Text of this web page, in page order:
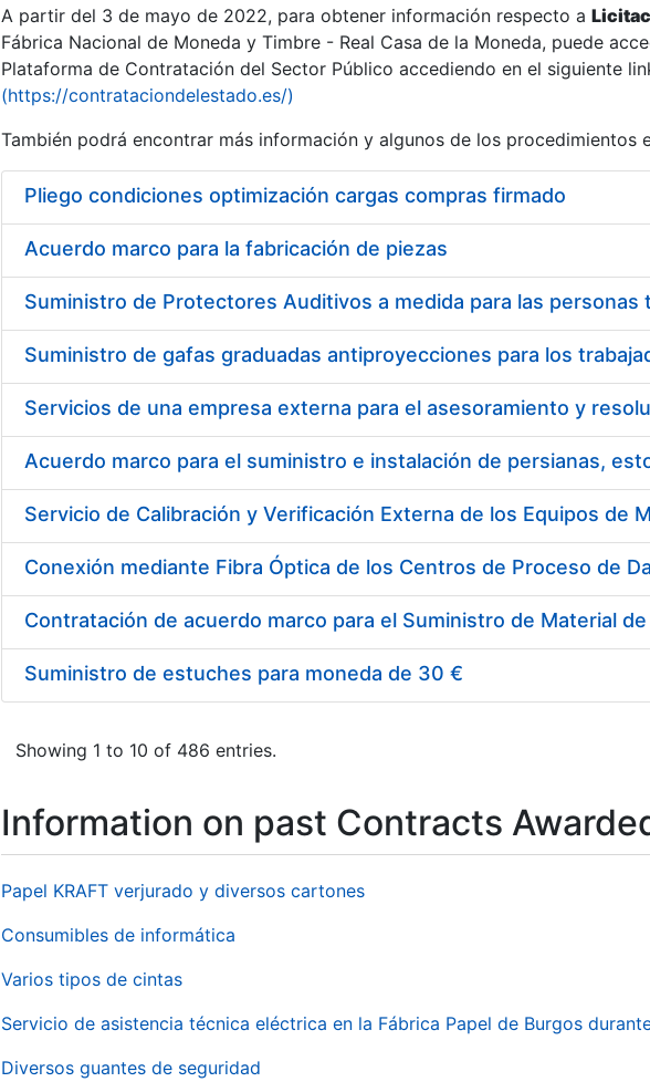
Show/Hide
Show/Hide
Show/Hide
Show/Hide
A partir del 3 de mayo de 2022, para obtener información respecto a
Fábrica Nacional de Moneda y Timbre - Real Casa de la Moneda, puede
Plataforma de Contratación del Sector Público accediendo en el siguiente
(https://contrataciondelestado.es/)
También podrá encontrar más información y algunos de los procedimientos
Pliego condiciones optimización cargas compras firmado
Acuerdo marco para la fabricación de piezas
Acuerdo marco para el suministro e instalación de persianas,
Suministro de estuches para moneda de 30 €
Showing 1 to 10 of 486 entries.
Information on past Contracts
Papel KRAFT verjurado y diversos cartones
Consumibles de informática
Varios tipos de cintas
Servicio de asistencia técnica eléctrica en la Fábrica Papel de Burgos
Diversos guantes de seguridad